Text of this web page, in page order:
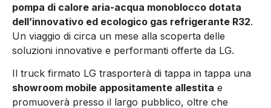
pompa di calore aria-acqua monoblocco dotata
dell’innovativo ed ecologico gas refrigerante R32.
Un viaggio di circa un mese alla scoperta delle
soluzioni innovative e performanti offerte da LG.
Il truck firmato LG trasporterà di tappa in tappa una
showroom mobile appositamente allestita e
promuoverà presso il largo pubblico, oltre che